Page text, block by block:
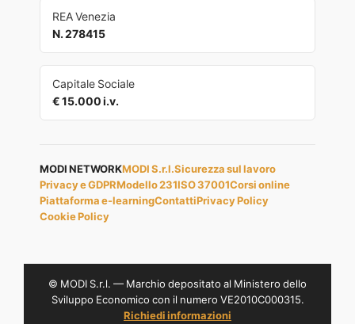
REA Venezia
N. 278415
Capitale Sociale
€ 15.000 i.v.
MODI NETWORKMODI S.r.l.Sicurezza sul lavoro
Privacy e GDPRModello 231ISO 37001Corsi online
Piattaforma e-learningContattiPrivacy Policy
Cookie Policy
© MODI S.r.l. — Marchio depositato al Ministero dello
Sviluppo Economico con il numero VE2010C000315.
Richiedi informazioni